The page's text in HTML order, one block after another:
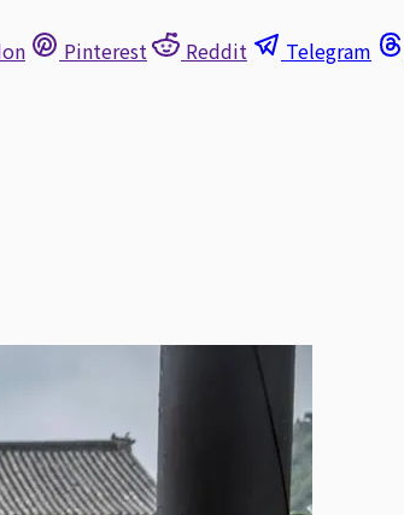
Pinterest Reddit Telegram